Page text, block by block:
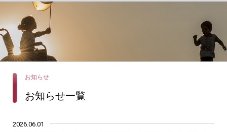
お知らせ
お知らせ一覧
2026.06.01